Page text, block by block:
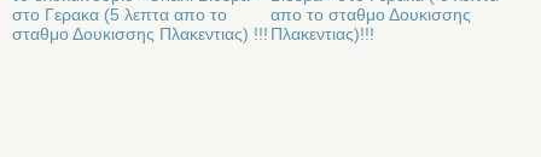
στο Γερακα (5 λεπτα απο το
σταθμο Δουκισσης Πλακεντιας) !!!
απο το σταθμο Δουκισσης
Πλακεντιας)!!!